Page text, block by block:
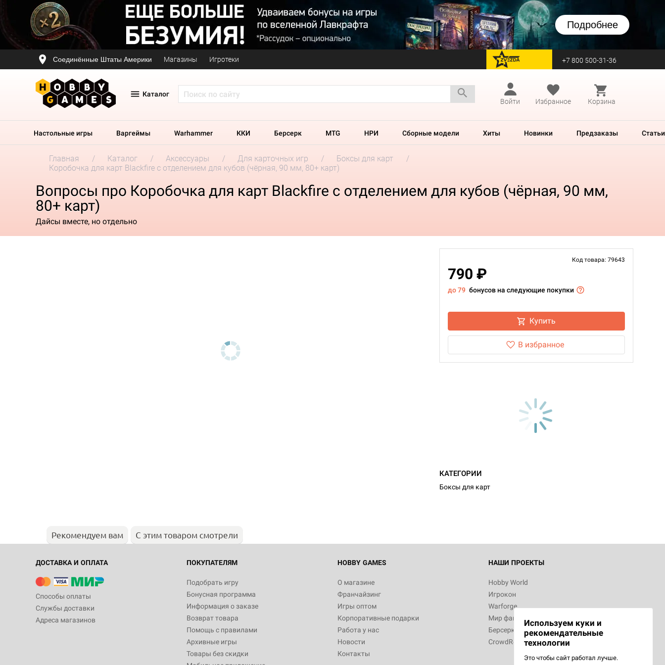
Подробнее
Соединённые Штаты Америки Магазины Игротеки перейти на Zvezda +7 800 500-31-36
Каталог
Войти
Избранное Корзина
Настольные игры Варгеймы Warhammer ККИ Берсерк MTG НРИ Сборные модели Хиты Новинки Предзаказы Статьи
Главная Каталог Аксессуары Для карточных игр
Боксы для карт
Коробочка для карт Blackfire с отделением для кубов (чёрная, 90 мм, 80+ карт)
Вопросы про Коробочка для карт Blackfire с отделением для кубов (чёрная, 90 мм,
80+ карт)
Дайсы вместе, но отдельно
Код товара: 79643
790 ₽
до 79 бонусов на следующие покупки
Купить
В избранное
КАТЕГОРИИ
Боксы для карт
Рекомендуем вам С этим товаром смотрели
ДОСТАВКА И ОПЛАТА
Способы оплаты
Службы доставки
Адреса магазинов
ПОКУПАТЕЛЯМ
Подобрать игру
Бонусная программа
Информация о заказе
Возврат товара
Помощь с правилами
Архивные игры
Товары без скидки
HOBBY GAMES
О магазине
Франчайзинг
Игры оптом
Корпоративные подарки
Работа у нас
Новости
Контакты
НАШИ ПРОЕКТЫ
Hobby World
Игрокон
Warforge
Мир фантастики
Берсерк
CrowdRepublic
Используем куки и
рекомендательные
технологии
Это чтобы сайт работал лучше.